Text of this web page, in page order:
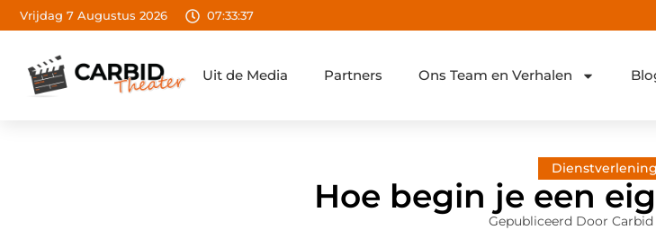
Vrijdag 7 Augustus 2026 07:33:38
Uit de Media Partners Ons Team en Verhalen
Dienstverlening
Hoe begin je een
Gepubliceerd Door